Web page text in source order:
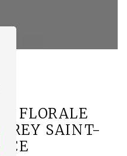
FLORALE
SAINT-